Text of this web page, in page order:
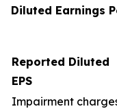
Diluted Earnings
Reported Diluted
EPS
Impairment